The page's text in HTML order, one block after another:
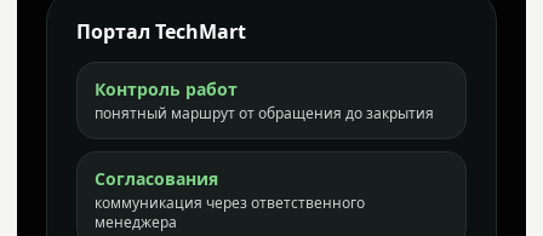
Портал TechMart
Контроль работ
понятный маршрут от обращения до закрытия
Согласования
коммуникация через ответственного
менеджера